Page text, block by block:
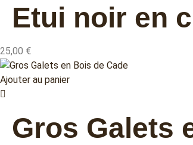
Etui noir en
25,00 €
Ajouter au panier
Gros Galets